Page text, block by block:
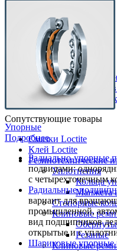
6307
6308
6309
Комплектующие
Корпуса для
Детали
Направляющие
Сопутствующие товары
Смазки Loctite
Клей Loctite
Резинотехнические
Уплотнения
Кольца
Манжета
Стопорные
Клиновые
Резаные
Клиновые
Упорные
Подробнее
Радиально-упорные
подвидами:
с четырехточечным
Радиальные
вариант для
промышленной,
вид подшипников
открытые и с
Шариковые